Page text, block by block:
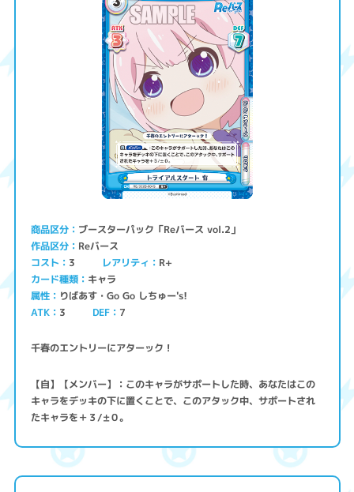
商品区分 ブースターパック「Reバース vol.2」
作品区分 Reバース
コスト 3 レアリティ R+
カード種類 キャラ
属性 りばあす・Go Go しちゅー's!
ATK 3 DEF 7
千春のエントリーにアターック！
【自】【メンバー】：このキャラがサポートした時、あなたはこの
キャラをデッキの下に置くことで、このアタック中、サポートされ
たキャラを＋３/±０。